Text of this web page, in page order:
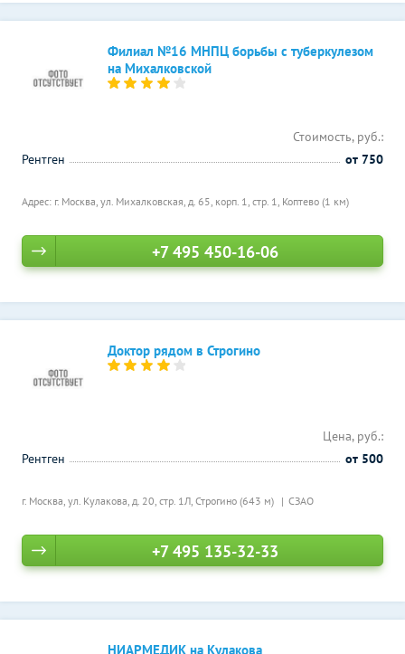
Филиал №16 МНПЦ борьбы с туберкулезом
на Михалковской
Адрес: г. Москва, ул. Михалковская, д. 65, корп. 1, стр. 1, Коптево (1 км)
Стоимость, руб.:
Рентген
от 750
+7 495 450-16-06
Доктор рядом в Строгино
г. Москва, ул. Кулакова, д. 20, стр. 1Л, Строгино (643 м) СЗАО
Цена, руб.:
Рентген
от 500
+7 495 135-32-33
НИАРМЕДИК на Кулакова